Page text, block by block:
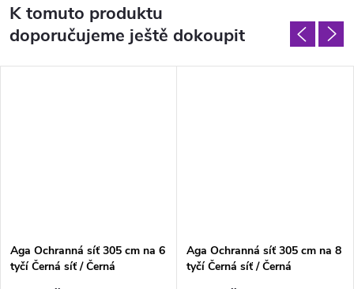
K tomuto produktu
doporučujeme ještě dokoupit
Aga Ochranná síť 305 cm na 6
tyčí Černá síť / Černá
Aga Ochranná síť 305 cm na 8
tyčí Černá síť / Černá